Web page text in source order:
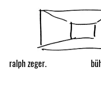
ralph zeger.